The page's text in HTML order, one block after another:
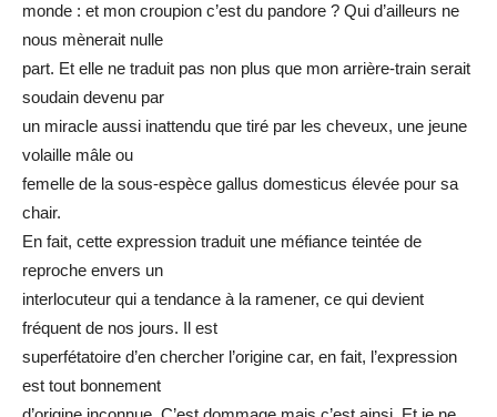
monde : et mon croupion c’est du pandore ? Qui d’ailleurs ne
nous mènerait nulle
part. Et elle ne traduit pas non plus que mon arrière-train serait
soudain devenu par
un miracle aussi inattendu que tiré par les cheveux, une jeune
volaille mâle ou
femelle de la sous-espèce gallus domesticus élevée pour sa
chair.
En fait, cette expression traduit une méfiance teintée de
reproche envers un
interlocuteur qui a tendance à la ramener, ce qui devient
fréquent de nos jours. Il est
superfétatoire d’en chercher l’origine car, en fait, l’expression
est tout bonnement